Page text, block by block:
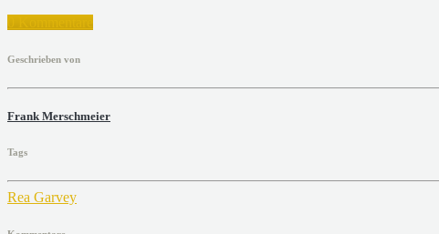
Geschrieben von
Frank Merschmeier
Tags
Rea Garvey